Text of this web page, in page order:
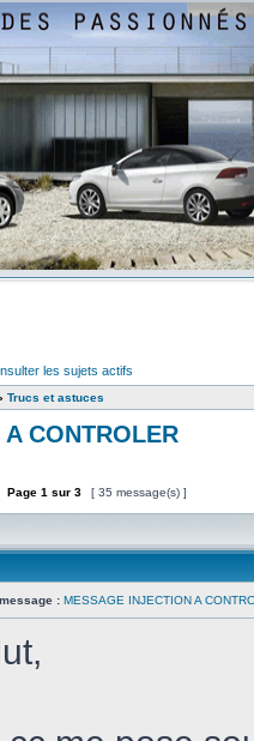
les sujets actifs
Trucs et astuces
CONTROLER
Page 1 sur 3 [ 35 message(s) ]
: MESSAGE INJECTION A